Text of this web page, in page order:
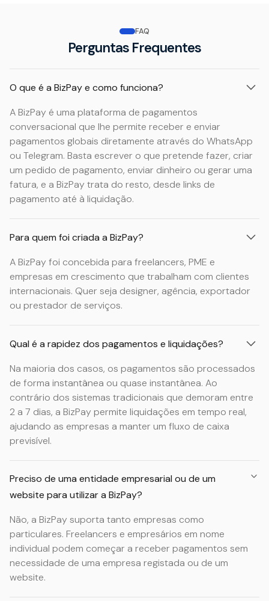
FAQ
Perguntas Frequentes
O que é a BizPay e como funciona?
A BizPay é uma plataforma de pagamentos
conversacional que lhe permite receber e enviar
pagamentos globais diretamente através do WhatsApp
ou Telegram. Basta escrever o que pretende fazer, criar
um pedido de pagamento, enviar dinheiro ou gerar uma
fatura, e a BizPay trata do resto, desde links de
pagamento até à liquidação.
Para quem foi criada a BizPay?
A BizPay foi concebida para freelancers, PME e
empresas em crescimento que trabalham com clientes
internacionais. Quer seja designer, agência, exportador
ou prestador de serviços.
Qual é a rapidez dos pagamentos e liquidações?
Na maioria dos casos, os pagamentos são processados
de forma instantânea ou quase instantânea. Ao
contrário dos sistemas tradicionais que demoram entre
2 a 7 dias, a BizPay permite liquidações em tempo real,
ajudando as empresas a manter um fluxo de caixa
previsível.
Preciso de uma entidade empresarial ou de um
website para utilizar a BizPay?
Não, a BizPay suporta tanto empresas como
particulares. Freelancers e empresários em nome
individual podem começar a receber pagamentos sem
necessidade de uma empresa registada ou de um
website.